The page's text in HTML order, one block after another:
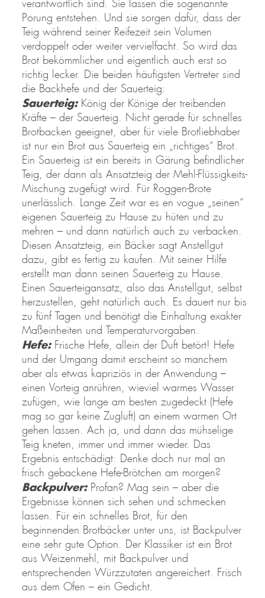
verantwortlich sind. Sie lassen die sogenannte
Porung entstehen. Und sie sorgen dafür, dass der
Teig während seiner Reifezeit sein Volumen
verdoppelt oder weiter vervielfacht. So wird das
Brot bekömmlicher und eigentlich auch erst so
richtig lecker. Die beiden häufigsten Vertreter sind
die Backhefe und der Sauerteig:
Sauerteig:König der Könige der treibenden
Kräfte – der Sauerteig. Nicht gerade für schnelles
Brotbacken geeignet, aber für viele Brotliebhaber
ist nur ein Brot aus Sauerteig ein „richtiges“ Brot.
Ein Sauerteig ist ein bereits in Gärung befindlicher
Teig, der dann als Ansatzteig der Mehl-Flüssigkeits-
Mischung zugefügt wird. Für Roggen-Brote
unerlässlich. Lange Zeit war es en vogue „seinen“
eigenen Sauerteig zu Hause zu hüten und zu
mehren – und dann natürlich auch zu verbacken.
Diesen Ansatzteig, ein Bäcker sagt Anstellgut
dazu, gibt es fertig zu kaufen. Mit seiner Hilfe
erstellt man dann seinen Sauerteig zu Hause.
Einen Sauerteigansatz, also das Anstellgut, selbst
herzustellen, geht natürlich auch. Es dauert nur bis
zu fünf Tagen und benötigt die Einhaltung exakter
Maßeinheiten und Temperaturvorgaben.
Hefe:Frische Hefe, allein der Duft betört! Hefe
und der Umgang damit erscheint so manchem
aber als etwas kapriziös in der Anwendung –
einen Vorteig anrühren, wieviel warmes Wasser
zufügen, wie lange am besten zugedeckt (Hefe
mag so gar keine Zugluft) an einem warmen Ort
gehen lassen. Ach ja, und dann das mühselige
Teig kneten, immer und immer wieder. Das
Ergebnis entschädigt: Denke doch nur mal an
frisch gebackene Hefe-Brötchen am morgen?
Backpulver:Profan? Mag sein – aber die
Ergebnisse können sich sehen und schmecken
lassen. Für ein schnelles Brot, für den
beginnenden Brotbäcker unter uns, ist Backpulver
eine sehr gute Option. Der Klassiker ist ein Brot
aus Weizenmehl, mit Backpulver und
entsprechenden Würzzutaten angereichert. Frisch
aus dem Ofen – ein Gedicht.